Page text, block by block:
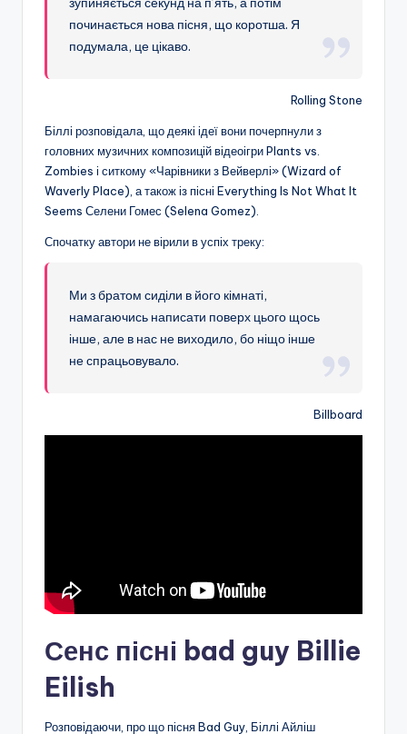
починається нова пісня, що коротша. Я
подумала, це цікаво.
Rolling Stone
Біллі розповідала, що деякі ідеї вони почерпнули з
головних музичних композицій відеоігри Plants vs.
Zombies і ситкому «Чарівники з Вейверлі» (Wizard of
Waverly Place), а також із пісні Everything Is Not What It
Seems Селени Гомес (Selena Gomez).
Спочатку автори не вірили в успіх треку:
Ми з братом сиділи в його кімнаті,
намагаючись написати поверх цього щось
інше, але в нас не виходило, бо ніщо інше
не спрацьовувало.
Billboard
Сенс пісні bad guy Billie
Eilish
Розповідаючи, про що пісня Bad Guy, Біллі Айліш